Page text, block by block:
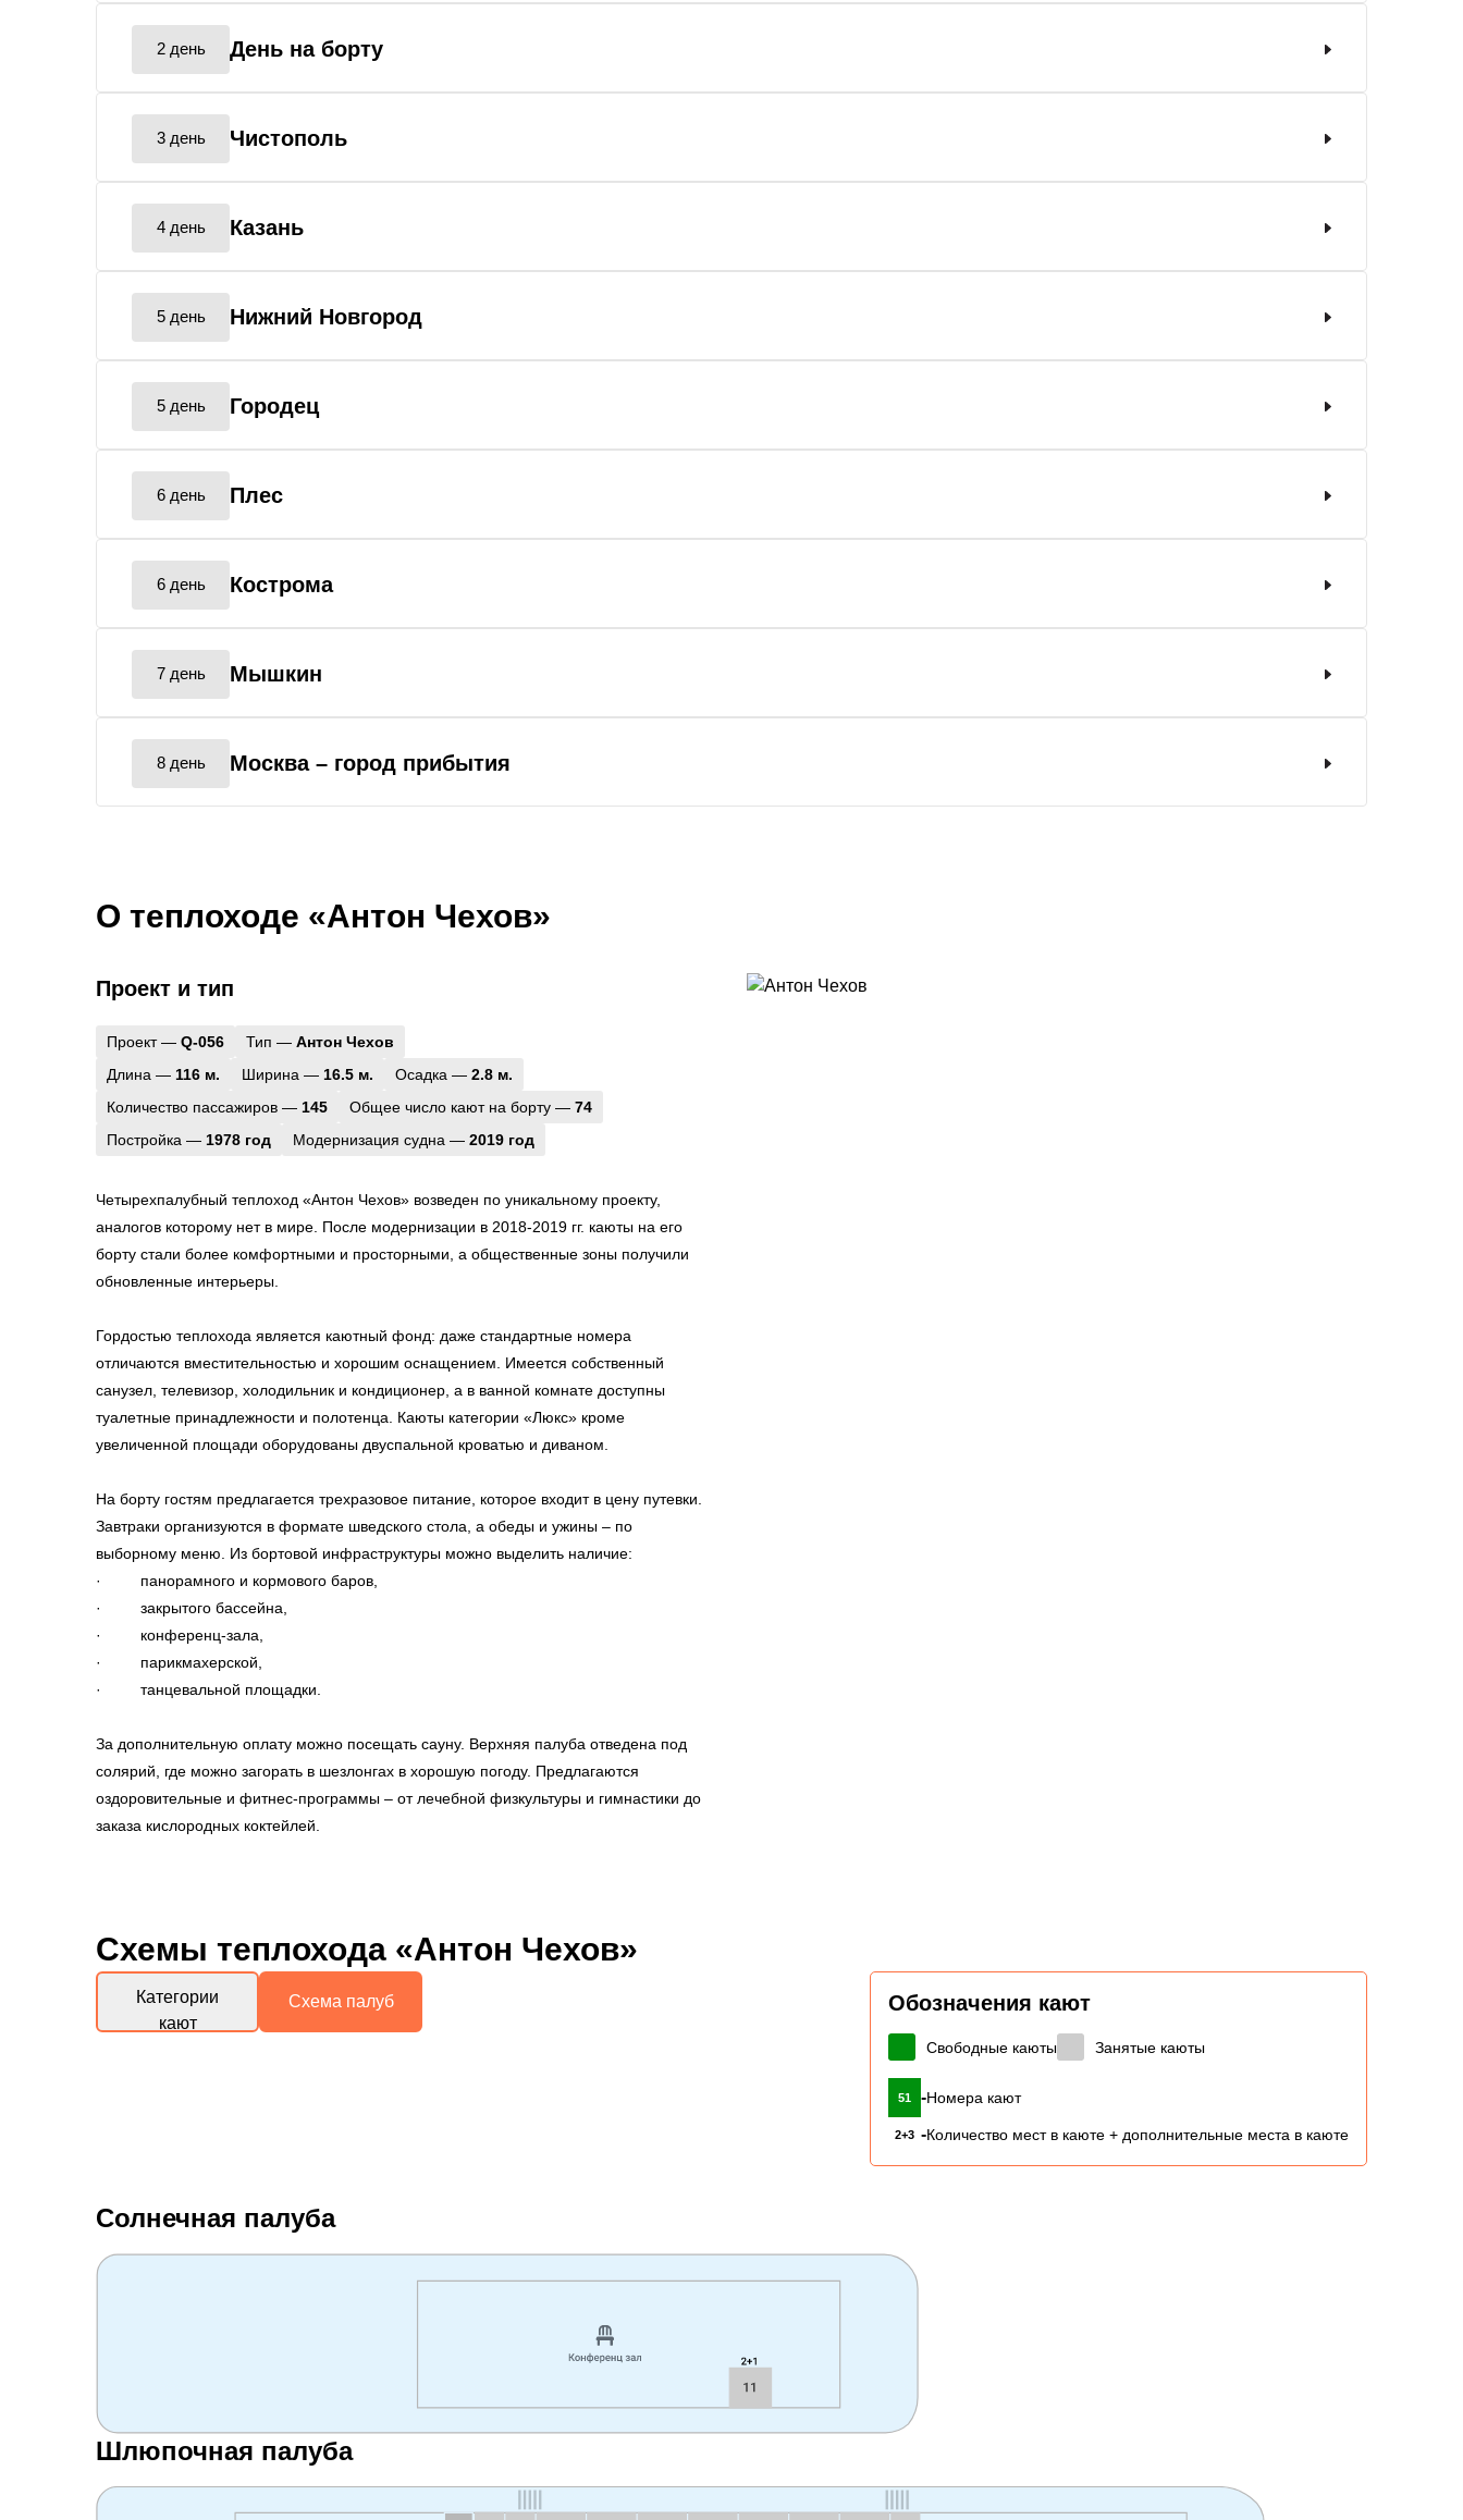
2 день День на борту
3 день Чистополь
4 день Казань
5 день Нижний Новгород
5 день Городец
6 день Плес
6 день Кострома
7 день Мышкин
8 день Москва – город прибытия
О теплоходе «Антон Чехов»
Проект и тип
Проект — Q-056 Тип — Антон Чехов
Длина — 116 м. Ширина — 16.5 м. Осадка — 2.8 м.
Количество пассажиров — 145 Общее число кают на борту — 74
Постройка — 1978 год Модернизация судна — 2019 год
Четырехпалубный теплоход «Антон Чехов» возведен по уникальному проекту,
аналогов которому нет в мире. После модернизации в 2018-2019 гг. каюты на его
борту стали более комфортными и просторными, а общественные зоны получили
обновленные интерьеры.
Гордостью теплохода является каютный фонд: даже стандартные номера
отличаются вместительностью и хорошим оснащением. Имеется собственный
санузел, телевизор, холодильник и кондиционер, а в ванной комнате доступны
туалетные принадлежности и полотенца. Каюты категории «Люкс» кроме
увеличенной площади оборудованы двуспальной кроватью и диваном.
На борту гостям предлагается трехразовое питание, которое входит в цену путевки.
Завтраки организуются в формате шведского стола, а обеды и ужины – по
выборному меню. Из бортовой инфраструктуры можно выделить наличие:
· панорамного и кормового баров,
· закрытого бассейна,
· конференц-зала,
· парикмахерской,
· танцевальной площадки.
За дополнительную оплату можно посещать сауну. Верхняя палуба отведена под
солярий, где можно загорать в шезлонгах в хорошую погоду. Предлагаются
оздоровительные и фитнес-программы – от лечебной физкультуры и гимнастики до
заказа кислородных коктейлей.
Схемы теплохода «Антон Чехов»
Обозначения кают
Свободные каюты Занятые каюты
51 -Номера кают
2+3 -Количество мест в каюте + дополнительные места в каюте
Категории
кают
Схема палуб
Солнечная палуба
Шлюпочная палуба